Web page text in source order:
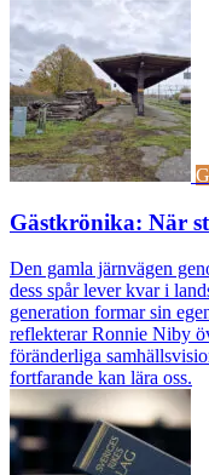
Gästkrönika: När
Den gamla järnvägen
dess spår lever kvar i
generation formar sin
reflekterar Ronnie Niby
föränderliga
fortfarande kan lära oss.